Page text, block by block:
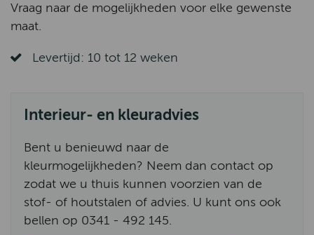
Vraag naar de mogelijkheden voor elke gewenste
maat.
Levertijd: 10 tot 12 weken
Interieur- en kleuradvies
Bent u benieuwd naar de
kleurmogelijkheden? Neem dan contact op
zodat we u thuis kunnen voorzien van de
stof- of houtstalen of advies. U kunt ons ook
bellen op 0341 - 492 145.